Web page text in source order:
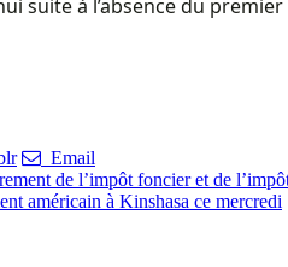
suite à l’absence du
Email
de l’impôt foncier et de
américain à Kinshasa ce mercredi